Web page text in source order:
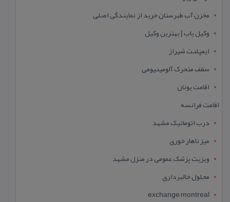
مخزن آب طبرستان خرید از نمایندگی اصلی
وکیل یاب | بهترین وکیل
ایمپلنت شیراز
سقف متحرک آلومینیومی
اقامت یونان
اقامت فرانسه
درب اتوماتیک مشهد
میز ناهار خوری
ویزیت پزشک عمومی در منزل مشهد
محلول خالبرداری
exchange montreal